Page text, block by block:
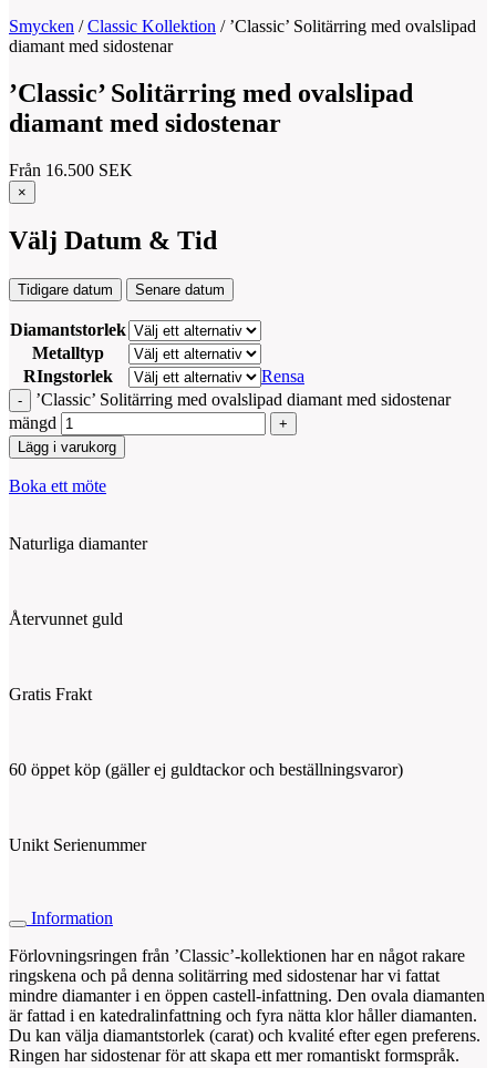
Smycken /Classic Kollektion / ’Classic’ Solitärring med ovalslipad
diamant med sidostenar
’Classic’ Solitärring med ovalslipad
diamant med sidostenar
Från 16.500 SEK
×
Välj Datum & Tid
Tidigare datum Senare datum
Diamantstorlek
Metalltyp
RIngstorlek
Rensa
’Classic’ Solitärring med ovalslipad diamant med sidostenar
mängd
Lägg i varukorg
Boka ett möte
Naturliga diamanter
Återvunnet guld
Gratis Frakt
60 öppet köp (gäller ej guldtackor och beställningsvaror)
Unikt Serienummer
Information
Förlovningsringen från ’Classic’-kollektionen har en något rakare
ringskena och på denna solitärring med sidostenar har vi fattat
mindre diamanter i en öppen castell-infattning. Den ovala diamanten
är fattad i en katedralinfattning och fyra nätta klor håller diamanten.
Du kan välja diamantstorlek (carat) och kvalité efter egen preferens.
Ringen har sidostenar för att skapa ett mer romantiskt formspråk.